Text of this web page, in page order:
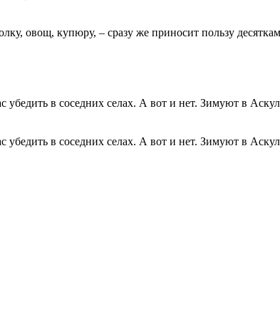
овощ, купюру, – сразу же приносит пользу
убедить в соседних селах. А вот и нет. Зимуют в
убедить в соседних селах. А вот и нет. Зимуют в